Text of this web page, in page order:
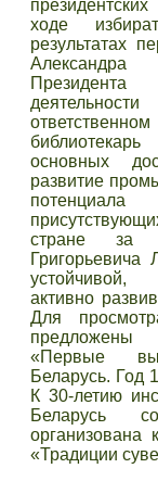
ходе
результатах
основных
развитие
стране за
Григорьевича
активно
Для
предложены
«Первые
Беларусь. Год
К 30-летию
Беларусь
организована
«Традиции